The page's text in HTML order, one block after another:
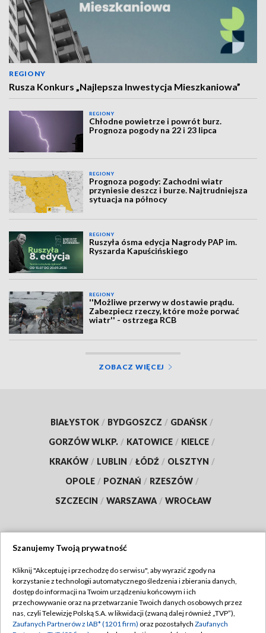
REGIONY
Rusza Konkurs „Najlepsza Inwestycja Mieszkaniowa”
REGIONY
Chłodne powietrze i powrót burz.
Prognoza pogody na 22 i 23 lipca
REGIONY
Prognoza pogody: Zachodni wiatr
przyniesie deszcz i burze. Najtrudniejsza
sytuacja na północy
REGIONY
Ruszyła ósma edycja Nagrody PAP im.
Ryszarda Kapuścińskiego
REGIONY
''Możliwe przerwy w dostawie prądu.
Zabezpiecz rzeczy, które może porwać
wiatr'' - ostrzega RCB
ZOBACZ WIĘCEJ
BIAŁYSTOK / BYDGOSZCZ / GDAŃSK /
GORZÓW WLKP. / KATOWICE / KIELCE /
KRAKÓW / LUBLIN / ŁÓDŹ / OLSZTYN /
OPOLE / POZNAŃ / RZESZÓW /
SZCZECIN / WARSZAWA / WROCŁAW
TVP
Abonament TVP
Emisja w TVP
Regulamin TVP
Polityka prywatności
Szanujemy Twoją prywatność
Kliknij "Akceptuję i przechodzę do serwisu", aby wyrazić zgody na
korzystanie z technologii automatycznego śledzenia i zbierania danych,
dostęp do informacji na Twoim urządzeniu końcowym i ich
przechowywanie oraz na przetwarzanie Twoich danych osobowych przez
nas, czyli Telewizję Polską S.A. w likwidacji (zwaną dalej również „TVP”),
Zaufanych Partnerów z IAB* (1201 firm) oraz pozostałych Zaufanych